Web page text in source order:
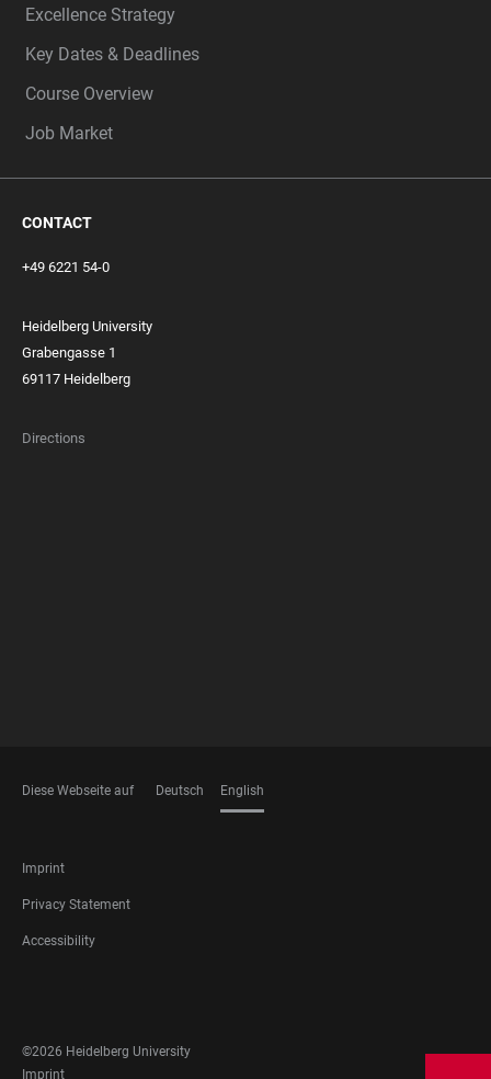
Excellence Strategy
Key Dates & Deadlines
Course Overview
Job Market
CONTACT
+49 6221 54-0
Heidelberg University
Grabengasse 1
69117 Heidelberg
Directions
Diese Webseite auf Deutsch English
FOOTER
LEGAL
Imprint
Privacy Statement
Accessibility
MEDIA
©2026 Heidelberg University
Imprint